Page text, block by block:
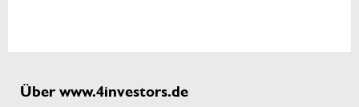
Über www.4investors.de